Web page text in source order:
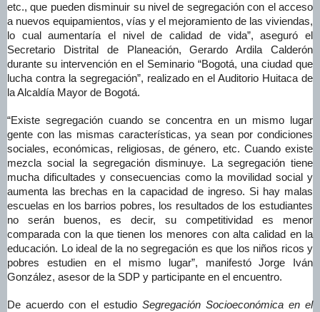
etc., que pueden disminuir su nivel de segregación con el acceso
a nuevos equipamientos, vías y el mejoramiento de las viviendas,
lo cual aumentaría el nivel de calidad de vida”, aseguró el
Secretario Distrital de Planeación, Gerardo Ardila Calderón
durante su intervención en el Seminario “Bogotá, una ciudad que
lucha contra la segregación”, realizado en el Auditorio Huitaca de
la Alcaldía Mayor de Bogotá.
“Existe segregación cuando se concentra en un mismo lugar
gente con las mismas características, ya sean por condiciones
sociales, económicas, religiosas, de género, etc. Cuando existe
mezcla social la segregación disminuye. La segregación tiene
mucha dificultades y consecuencias como la movilidad social y
aumenta las brechas en la capacidad de ingreso. Si hay malas
escuelas en los barrios pobres, los resultados de los estudiantes
no serán buenos, es decir, su competitividad es menor
comparada con la que tienen los menores con alta calidad en la
educación. Lo ideal de la no segregación es que los niños ricos y
pobres estudien en el mismo lugar”, manifestó Jorge Iván
González, asesor de la SDP y participante en el encuentro.
De acuerdo con el estudio Segregación Socioeconómica en el